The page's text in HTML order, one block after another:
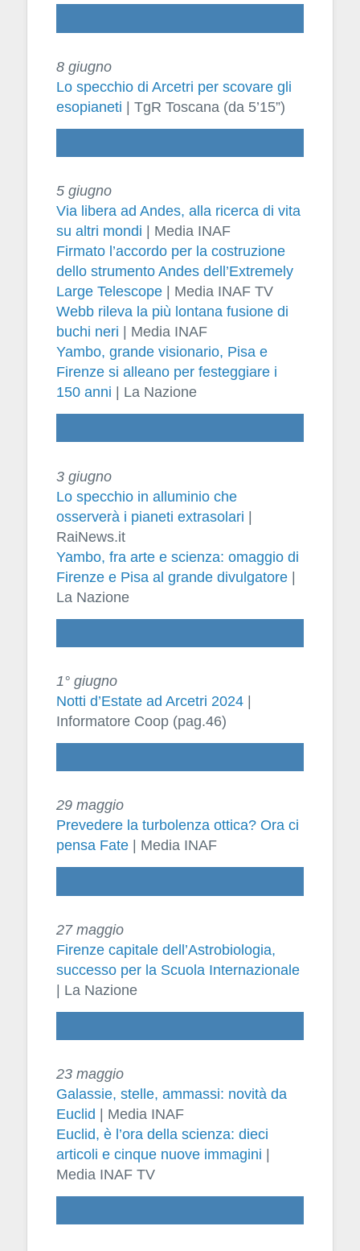
8 giugno
Lo specchio di Arcetri per scovare gli
esopianeti | TgR Toscana (da 5’15”)
5 giugno
Via libera ad Andes, alla ricerca di vita
su altri mondi | Media INAF
Firmato l’accordo per la costruzione
dello strumento Andes dell’Extremely
Large Telescope| Media INAF TV
Webb rileva la più lontana fusione di
buchi neri | Media INAF
Yambo, grande visionario, Pisa e
Firenze si alleano per festeggiare i
150 anni | La Nazione
3 giugno
Lo specchio in alluminio che
osserverà i pianeti extrasolari |
RaiNews.it
Yambo, fra arte e scienza: omaggio di
Firenze e Pisa al grande divulgatore|
La Nazione
1° giugno
Notti d’Estate ad Arcetri 2024|
Informatore Coop (pag.46)
29 maggio
Prevedere la turbolenza ottica? Ora ci
pensa Fate| Media INAF
27 maggio
Firenze capitale dell’Astrobiologia,
successo per la Scuola Internazionale
| La Nazione
23 maggio
Galassie, stelle, ammassi: novità da
Euclid | Media INAF
Euclid, è l’ora della scienza: dieci
articoli e cinque nuove immagini |
Media INAF TV